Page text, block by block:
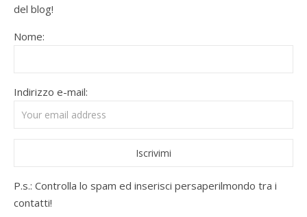
del blog!
Nome:
Indirizzo e-mail:
P.s.: Controlla lo spam ed inserisci persaperilmondo tra i
contatti!